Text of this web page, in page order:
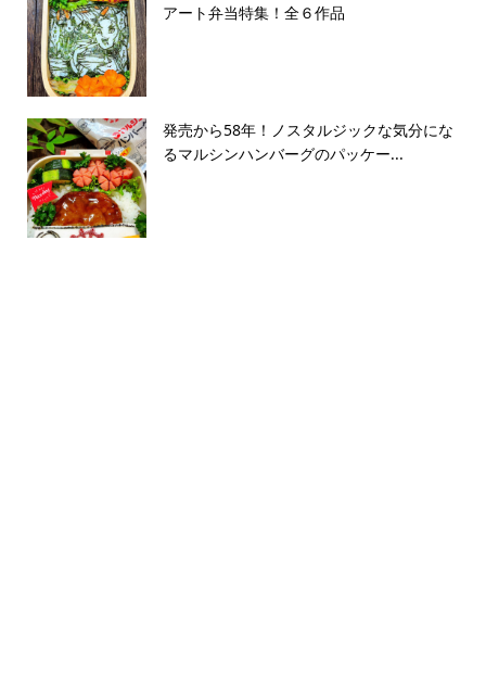
アート弁当特集！全６作品
発売から58年！ノスタルジックな気分にな
るマルシンハンバーグのパッケー...